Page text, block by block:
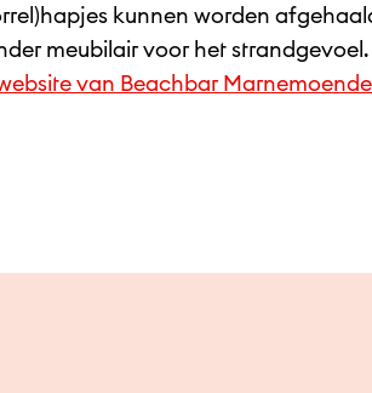
kunnen worden
meubilair voor het
van Beachbar Marnemoende